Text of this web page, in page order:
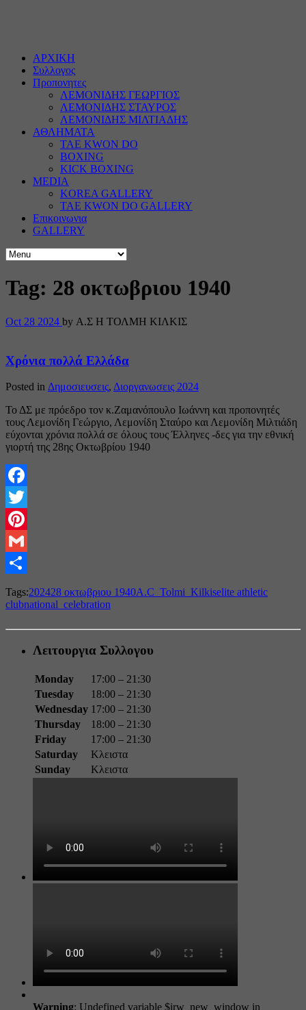
ΑΡΧΙΚΗ
Συλλογος
Προπονητες
ΛΕΜΟΝΙΔΗΣ ΓΕΩΡΓΙΟΣ
ΛΕΜΟΝΙΔΗΣ ΣΤΑΥΡΟΣ
ΛΕΜΟΝΙΔΗΣ ΜΙΛΤΙΑΔΗΣ
ΑΘΛΗΜΑΤΑ
TAE KWON DO
BOXING
KICK BOXING
MEDIA
KOREA GALLERY
TAE KWON DO GALLERY
Επικοινωνια
GALLERY
Tag: 28 οκτωβριου 1940
Oct 28 2024 by Α.Σ Η ΤΟΛΜΗ ΚΙΛΚΙΣ
Χρόνια πολλά Ελλάδα
Posted in Δημοσιευσεις, Διοργανωσεις 2024
Το ΔΣ με πρόεδρο τον κ.Ζαμανόπουλο Ιωάννη και προπονητές
τους Λεμονίδη Γεώργιο, Λεμονίδη Σταύρο και Λεμονίδη Μιλτιάδη
εύχονται χρόνια πολλά σε όλους τους Έλληνες -δες για την εθνική
γιορτή της 28ης Οκτωβρίου 1940
Facebook
Twitter
Pinterest
Gmail
Tags:202428 οκτωβριου 1940A.C_Tolmi_Kilkiselite athletic
clubnational_celebration
Λειτουργια Συλλογου
Monday
17:00 – 21:30
Tuesday
18:00 – 21:30
Wednesday 17:00 – 21:30
Thursday
18:00 – 21:30
Friday
17:00 – 21:30
Saturday
Κλειστα
Sunday
Κλειστα
Warning: Undefined variable $irw_new_window in